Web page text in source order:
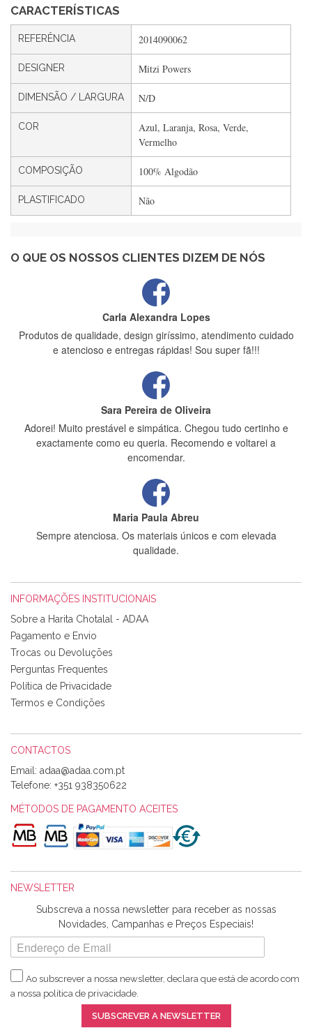
CARACTERÍSTICAS
REFERÊNCIA 2014090062
DESIGNER Mitzi Powers
DIMENSÃO / LARGURA N/D
COR
Azul, Laranja, Rosa, Verde,
Vermelho
COMPOSIÇÃO 100% Algodão
PLASTIFICADO Não
O QUE OS NOSSOS CLIENTES DIZEM DE NÓS
Silvia André
Gostei ,Serviço bastante rápido. recomendo
Filipa Freire
Rápido, atendimento 5*. Hoje chegará a segunda encomenda
feita de muitas certamente❤️
estrelas
Carla Alexandra Lopes
Produtos de qualidade, design giríssimo, atendimento cuidado
e atencioso e entregas rápidas! Sou super fã!!!
Sara Pereira de Oliveira
Adorei! Muito prestável e simpática. Chegou tudo certinho e
exactamente como eu queria. Recomendo e voltarei a
encomendar.
Maria Paula Abreu
Sempre atenciosa. Os materiais únicos e com elevada
qualidade.
Tudo chegou em condições, pois os produtos vieram muito
bem acondicionados. Estou plenamente satisfeita com os
produtos adquiridos. Relativamente à bolsa, tem um tecido
com um padrão e cores muito bonitas e a execução está
perfeitíssima. Futuramente penso voltar a comprar na vossa
loja, têm excelentes artigos a um preço muito justo. A
Alexandra Morais
Olá boa Noite. Os meus tecidos chegaram hoje. Muito
obrigada pelo miminho que dá um jeitaço pras minhas linhas
de bordar e não sei o que pões nos tecidos, mas que cheiram
maravilhosamente ... cheiram! :) Muito Obrigada.
Harita a minha encomenda já chegou. :) Muito obrigada pela
rapidez no envio, pela qualidade dos materiais que me
enviaste e pela simpatia de sempre. :)
Catarina Amaro
5 estrelas. Gosto muito do serviço. A Harita Chotalal é muito
INFORMAÇÕES INSTITUCIONAIS
Sobre a Harita Chotalal - ADAA
Pagamento e Envio
Trocas ou Devoluções
Perguntas Frequentes
Política de Privacidade
Termos e Condições
CONTACTOS
Email:
Telefone: +351 938350622
MÉTODOS DE PAGAMENTO ACEITES
NEWSLETTER
Subscreva a nossa newsletter para receber as nossas
Novidades, Campanhas e Preços Especiais!
Ao subscrever a nossa newsletter, declara que está de acordo com
a nossa política de privacidade.
SUBSCREVER A NEWSLETTER